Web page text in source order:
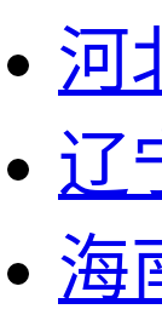
河
辽
海